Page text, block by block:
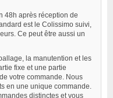
48h après réception de
est le Colissimo suivi,
Ce peut être aussi un
la manutention et les
fixe et une partie
votre commande. Nous
en une unique commande.
distinctes et vous